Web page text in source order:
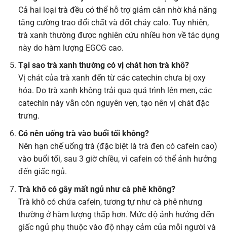
Cả hai loại trà đều có thể hỗ trợ giảm cân nhờ khả năng
tăng cường trao đổi chất và đốt cháy calo. Tuy nhiên,
trà xanh thường được nghiên cứu nhiều hơn về tác dụng
này do hàm lượng EGCG cao.
Tại sao trà xanh thường có vị chát hơn trà khô?
Vị chát của trà xanh đến từ các catechin chưa bị oxy
hóa. Do trà xanh không trải qua quá trình lên men, các
catechin này vẫn còn nguyên vẹn, tạo nên vị chát đặc
trưng.
Có nên uống trà vào buổi tối không?
Nên hạn chế uống trà (đặc biệt là trà đen có cafein cao)
vào buổi tối, sau 3 giờ chiều, vì cafein có thể ảnh hưởng
đến giấc ngủ.
Trà khô có gây mất ngủ như cà phê không?
Trà khô có chứa cafein, tương tự như cà phê nhưng
thường ở hàm lượng thấp hơn. Mức độ ảnh hưởng đến
giấc ngủ phụ thuộc vào độ nhạy cảm của mỗi người và